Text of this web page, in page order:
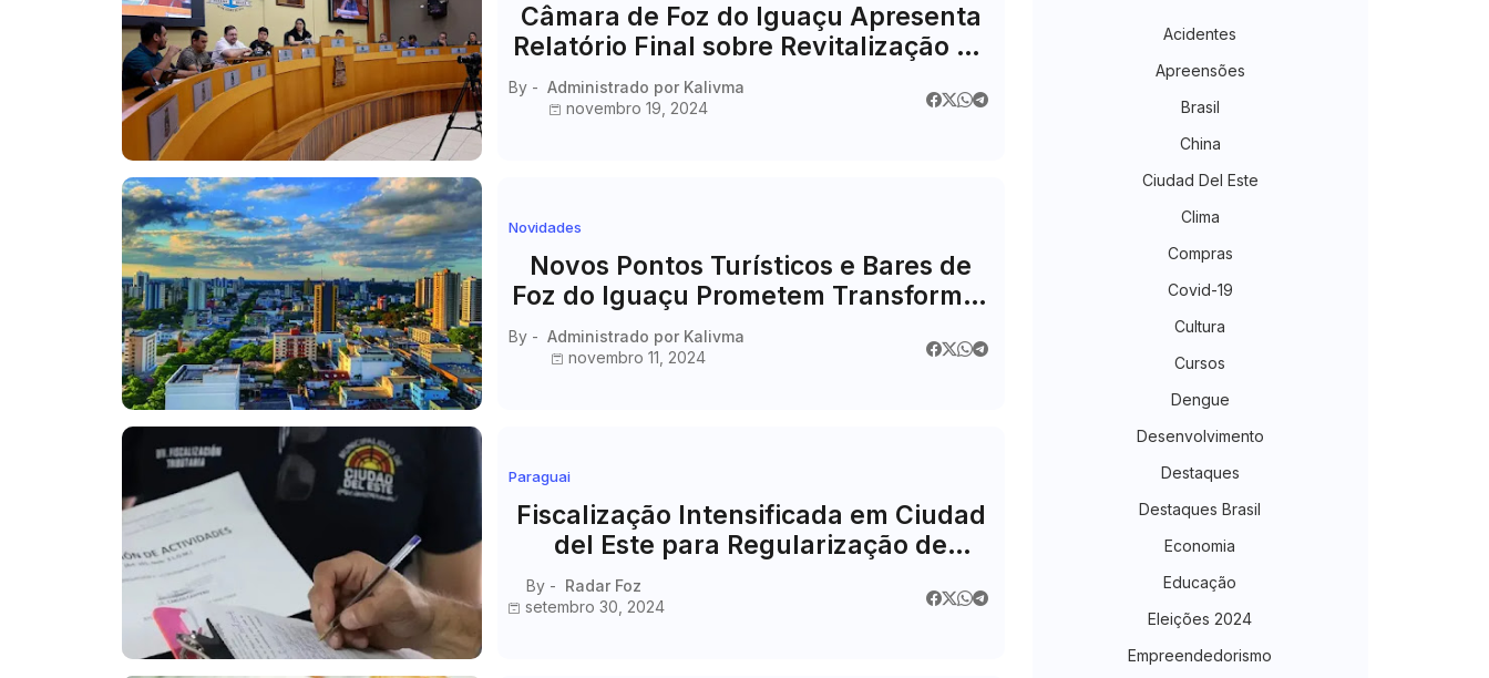
Câmara de Foz do Iguaçu Apresenta
Relatório Final sobre Revitalização da
Vila Portes e Jardim Jupira
By - Administrado por Kalivma
novembro 19, 2024
Novidades
Novos Pontos Turísticos e Bares de
Foz do Iguaçu Prometem Transformar
o Turismo da Cidade entre Fim de
2024 e Início de 2025
By - Administrado por Kalivma
novembro 11, 2024
Paraguai
Fiscalização Intensificada em Ciudad
del Este para Regularização de
Estabelecimentos Comerciais
By - Radar Foz
setembro 30, 2024
Acidentes
Apreensões
Brasil
China
Ciudad Del Este
Clima
Compras
Covid-19
Cultura
Cursos
Dengue
Desenvolvimento
Destaques
Destaques Brasil
Economia
Educação
Eleições 2024
Empreendedorismo